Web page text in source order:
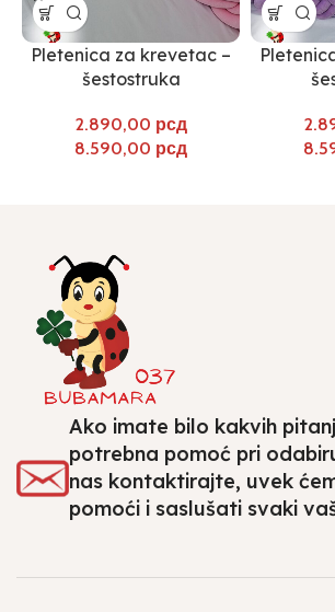
Pletenica za krevetac –
šestostruka
рсд
рсд
Ako imate bilo kakvih
potrebna pomoć pri
nas kontaktirajte, uvek
pomoći i saslušati svaki